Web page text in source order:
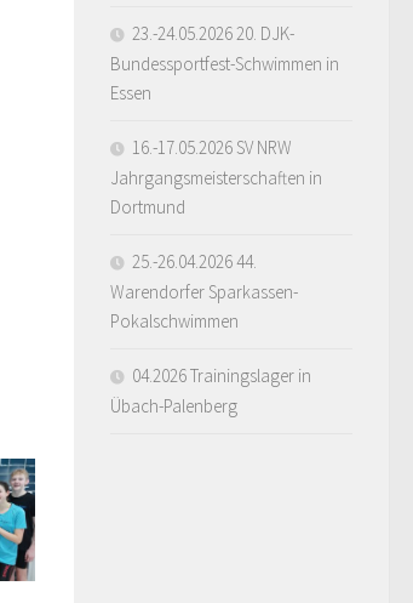
23.-24.05.2026 20. DJK-
Bundessportfest-Schwimmen in
Essen
16.-17.05.2026 SV NRW
Jahrgangsmeisterschaften in
Dortmund
25.-26.04.2026 44.
Warendorfer Sparkassen-
Pokalschwimmen
04.2026 Trainingslager in
Übach-Palenberg